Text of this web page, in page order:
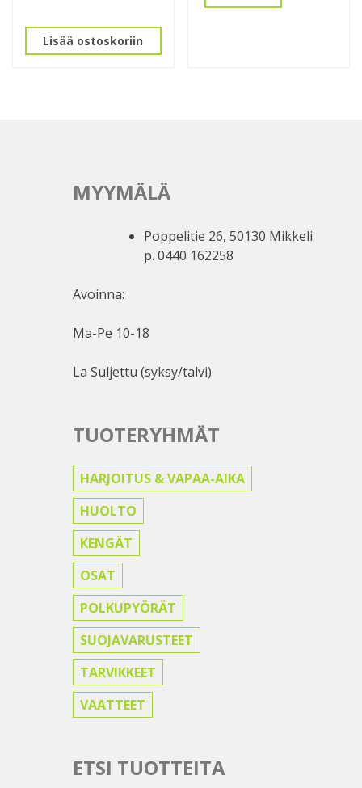
Lisää ostoskoriin
MYYMÄLÄ
Poppelitie 26, 50130 Mikkeli
p. 0440 162258
Avoinna:
Ma-Pe 10-18
La Suljettu (syksy/talvi)
TUOTERYHMÄT
HARJOITUS & VAPAA-AIKA
HUOLTO
KENGÄT
OSAT
POLKUPYÖRÄT
SUOJAVARUSTEET
TARVIKKEET
VAATTEET
ETSI TUOTTEITA